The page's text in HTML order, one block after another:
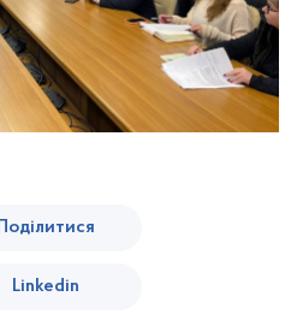
Поділитися
Linkedin